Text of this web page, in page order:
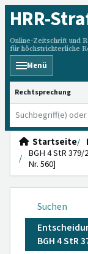
HRR-
Online-Zeitschrift und
für höchstrichterliche
Menü
HRRS durchsuchen
Startseite
BGH 4 StR 379/
Nr. 560]
Suchen
BGH 4 StR